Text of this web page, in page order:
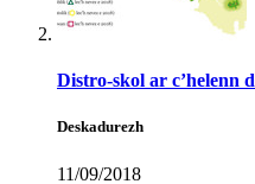
Distro-skol ar c’helenn
Deskadurezh
11/09/2018